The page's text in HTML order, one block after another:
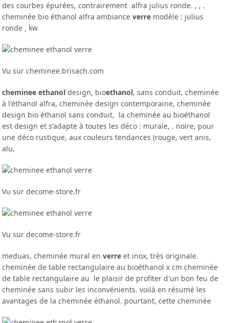
des courbes épurées, contrairement alfra julius ronde. , , .
cheminée bio éthanol alfra ambianceverre modèle : julius
ronde , kw
Vu sur cheminee.brisach.com
cheminee ethanol design, bioethanol, sans conduit, cheminée
à l'éthanol alfra, cheminée design contemporaine, cheminée
design bio éthanol sans conduit, la cheminée au bioéthanol
est design et s'adapte à toutes les déco : murale, . noire, pour
une déco rustique, aux couleurs tendances (rouge, vert anis,
alu,
Vu sur decome-store.fr
Vu sur decome-store.fr
meduas, cheminée mural enverre et inox, très originale.
cheminée de table rectangulaire au bioéthanol x cm cheminée
de table rectangulaire au le plaisir de profiter d'un bon feu de
cheminée sans subir les inconvénients. voilà en résumé les
avantages de la cheminée éthanol. pourtant, cette cheminée